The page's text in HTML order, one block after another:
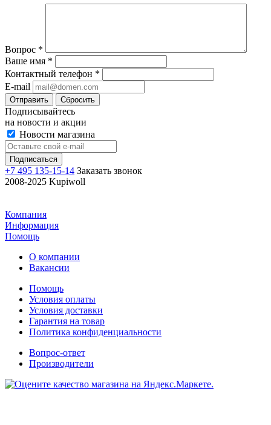
Вопрос *
Ваше имя *
Контактный телефон *
E-mail
Отправить Сбросить
Подписывайтесь
на новости и акции
Новости магазина
+7 495 135-15-14 Заказать звонок
2008-2025 Kupiwoll
Компания
Информация
Помощь
О компании
Вакансии
Помощь
Условия оплаты
Условия доставки
Гарантия на товар
Политика конфиденциальности
Вопрос-ответ
Производители